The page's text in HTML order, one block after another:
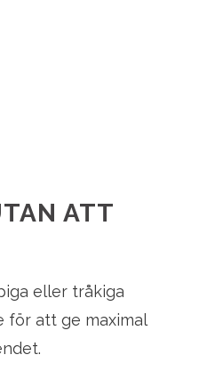
ATT
eller tråkiga
för att ge maximal